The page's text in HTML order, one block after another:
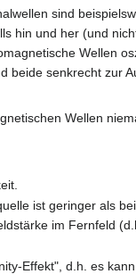
sind
hin und her (und
Wellen
beide senkrecht zur
Wellen
ist geringer als
im Fernfeld
Effekt", d.h. es